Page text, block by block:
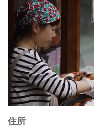
住所